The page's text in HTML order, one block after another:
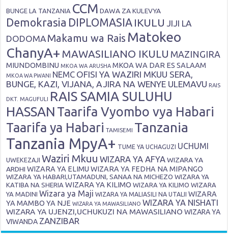
BUNGE LA TANZANIA CCM DAWA ZA KULEVYA
Demokrasia DIPLOMASIA IKULU JIJI LA
DODOMA Makamu wa Rais Matokeo
ChanyA+ MAWASILIANO IKULU MAZINGIRA
MIUNDOMBINU MKOA WA ARUSHA MKOA WA DAR ES SALAAM
MKOA WA PWANI NEMC OFISI YA WAZIRI MKUU SERA,
BUNGE, KAZI, VIJANA, AJIRA NA WENYE ULEMAVU RAIS
DKT. MAGUFULI RAIS SAMIA SULUHU
HASSAN Taarifa Vyombo vya Habari
Taarifa ya Habari TAMISEMI Tanzania
Tanzania MpyA+ TUME YA UCHAGUZI UCHUMI
UWEKEZAJI Waziri Mkuu WIZARA YA AFYA WIZARA YA
ARDHI WIZARA YA ELIMU WIZARA YA FEDHA NA MIPANGO
WIZARA YA HABARI,UTAMADUNI, SANAA NA MICHEZO WIZARA YA
KATIBA NA SHERIA WIZARA YA KILIMO WIZARA YA KILIMO WIZARA
YA MADINI Wizara ya Maji WIZARA YA MALIASILI NA UTALII WIZARA
YA MAMBO YA NJE WIZARA YA MAWASILIANO WIZARA YA NISHATI
WIZARA YA UJENZI,UCHUKUZI NA MAWASILIANO WIZARA YA
VIWANDA ZANZIBAR